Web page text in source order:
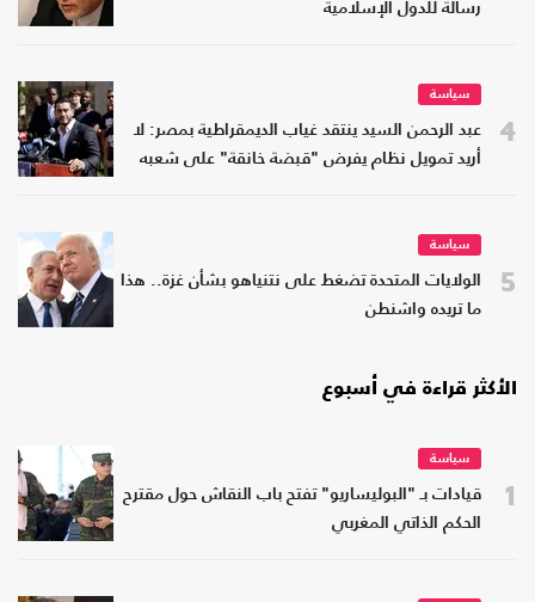
رسالة للدول الإسلامية
4
سياسة
عبد الرحمن السيد ينتقد غياب الديمقراطية بمصر: لا
أريد تمويل نظام يفرض "قبضة خانقة" على شعبه
5
سياسة
الولايات المتحدة تضغط على نتنياهو بشأن غزة.. هذا
ما تريده واشنطن
الأكثر قراءة في أسبوع
1
سياسة
قيادات بـ "البوليساريو" تفتح باب النقاش حول مقترح
الحكم الذاتي المغربي